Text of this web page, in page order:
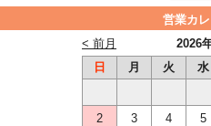
営業カ
2026
< 前月
日
月 火 水
2
3 4 5